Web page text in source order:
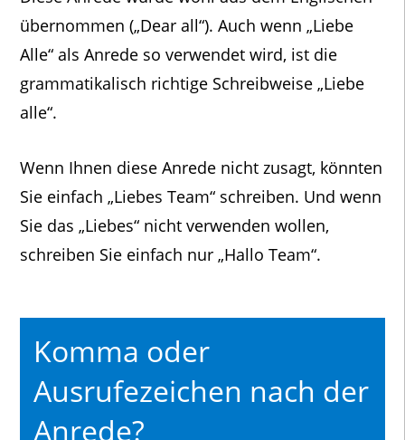
übernommen („Dear all“). Auch wenn „Liebe
Alle“ als Anrede so verwendet wird, ist die
grammatikalisch richtige Schreibweise „Liebe
alle“.
Wenn Ihnen diese Anrede nicht zusagt, könnten
Sie einfach „Liebes Team“ schreiben. Und wenn
Sie das „Liebes“ nicht verwenden wollen,
schreiben Sie einfach nur „Hallo Team“.
Komma oder
Ausrufezeichen nach der
Anrede?